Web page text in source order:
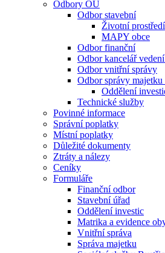
Odbory OÚ
Odbor stavební
Životní prostředí
MAPY obce
Odbor finanční
Odbor kancelář
Odbor vnitřní správy
Odbor správy majetku
Oddělení
Technické služby
Povinné informace
Správní poplatky
Místní poplatky
Důležité dokumenty
Ztráty a nálezy
Ceníky
Formuláře
Finanční odbor
Stavební úřad
Oddělení investic
Matrika a evidence
Vnitřní správa
Správa majetku